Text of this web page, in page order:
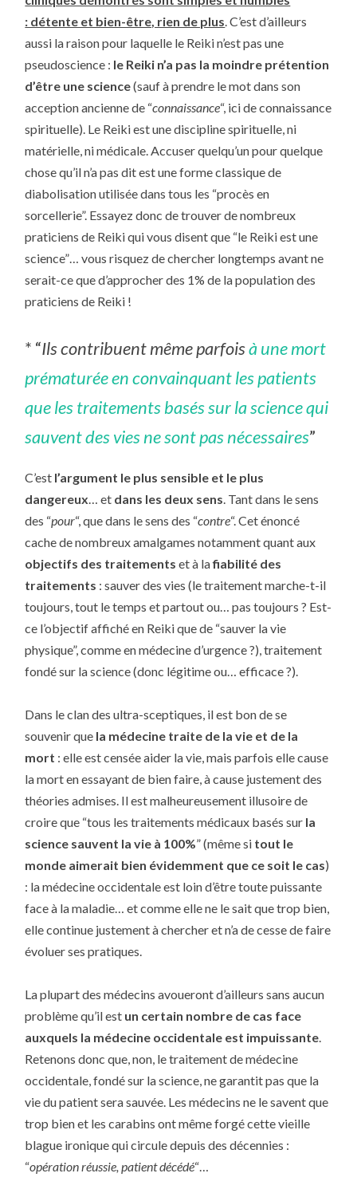
: détente et bien-être, rien de plus. C’est d’ailleurs
aussi la raison pour laquelle le Reiki n’est pas une
pseudoscience : le Reiki n’a pas la moindre prétention
d’être une science(sauf à prendre le mot dans son
acception ancienne de “connaissance“, ici de connaissance
spirituelle). Le Reiki est une discipline spirituelle, ni
matérielle, ni médicale. Accuser quelqu’un pour quelque
chose qu’il n’a pas dit est une forme classique de
diabolisation utilisée dans tous les “procès en
sorcellerie”. Essayez donc de trouver de nombreux
praticiens de Reiki qui vous disent que “le Reiki est une
science”… vous risquez de chercher longtemps avant ne
serait-ce que d’approcher des 1% de la population des
praticiens de Reiki !
* “Ils contribuent même parfoisà une mort
prématurée en convainquant les patients
que les traitements basés sur la science qui
sauvent des vies ne sont pas nécessaires”
C’est l’argument le plus sensible et le plus
dangereux… et dans les deux sens. Tant dans le sens
des “pour“, que dans le sens des “contre“. Cet énoncé
cache de nombreux amalgames notamment quant aux
objectifs des traitements et à lafiabilité des
traitements : sauver des vies (le traitement marche-t-il
toujours, tout le temps et partout ou… pas toujours ? Est-
ce l’objectif affiché en Reiki que de “sauver la vie
physique”, comme en médecine d’urgence ?), traitement
fondé sur la science (donc légitime ou… efficace ?).
Dans le clan des ultra-sceptiques, il est bon de se
souvenir que la médecine traite de la vie et de la
mort : elle est censée aider la vie, mais parfois elle cause
la mort en essayant de bien faire, à cause justement des
théories admises. Il est malheureusement illusoire de
croire que “tous les traitements médicaux basés sur la
science sauvent la vie à 100%” (même si tout le
monde aimerait bien évidemment que ce soit le cas)
: la médecine occidentale est loin d’être toute puissante
face à la maladie… et comme elle ne le sait que trop bien,
elle continue justement à chercher et n’a de cesse de faire
évoluer ses pratiques.
La plupart des médecins avoueront d’ailleurs sans aucun
problème qu’il est un certain nombre de cas face
auxquels la médecine occidentale est impuissante.
Retenons donc que, non, le traitement de médecine
occidentale, fondé sur la science, ne garantit pas que la
vie du patient sera sauvée. Les médecins ne le savent que
trop bien et les carabins ont même forgé cette vieille
blague ironique qui circule depuis des décennies :
“opération réussie, patient décédé“…